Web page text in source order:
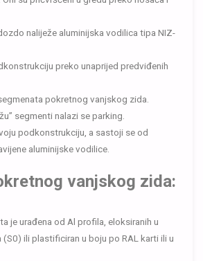
naliježe aluminijska vodilica tipa NIZ-
preko unaprijed predviđenih
pokretnog vanjskog zida.
segmenti nalazi se parking.
podkonstrukciju, a sastoji se od
aluminijske vodilice.
vanjskog zida:
je urađena od Al profila, eloksiranih u
ili plastificiran u boju po RAL karti ili u